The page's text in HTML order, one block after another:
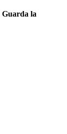
Guarda la